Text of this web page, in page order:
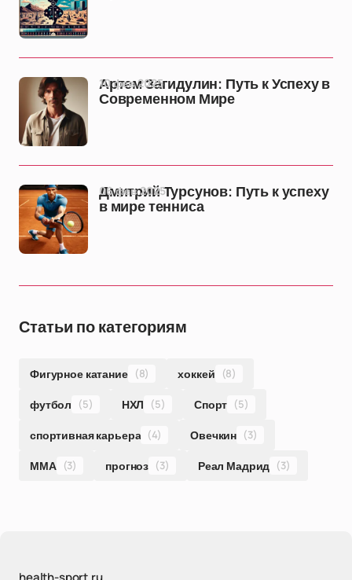
Артем Загидулин: Путь к Успеху в
Современном Мире
10 фев 2025
Дмитрий Турсунов: Путь к успеху
в мире тенниса
06 фев 2025
Статьи по категориям
Фигурное катание (8) хоккей (8)
футбол (5) НХЛ (5) Спорт (5)
спортивная карьера (4) Овечкин (3)
ММА (3) прогноз (3) Реал Мадрид (3)